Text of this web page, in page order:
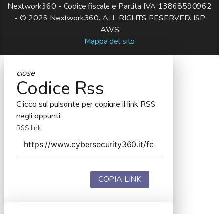
Nextwork360 - Codice fiscale e Partita IVA 13868590962
- © 2026 Nextwork360. ALL RIGHTS RESERVED. ISP
AWS
Mappa del sito
close
Codice Rss
Clicca sul pulsante per copiare il link RSS
negli appunti.
RSS link
COPIA LINK